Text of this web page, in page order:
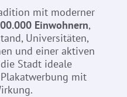
mit moderner
Einwohnern,
Universitäten,
und einer aktiven
Stadt ideale
mit